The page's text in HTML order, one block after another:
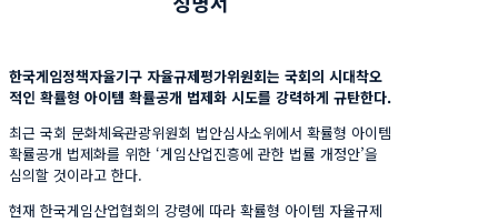
한국게임정책자율기구 자율규제평가위원회는 국회의 시대착오
적인 확률형 아이템 확률공개 법제화 시도를 강력하게 규탄한다.
최근 국회 문화체육관광위원회 법안심사소위에서 확률형 아이템
확률공개 법제화를 위한 ‘게임산업진흥에 관한 법률 개정안’을
심의할 것이라고 한다.
현재 한국게임산업협회의 강령에 따라 확률형 아이템 자율규제